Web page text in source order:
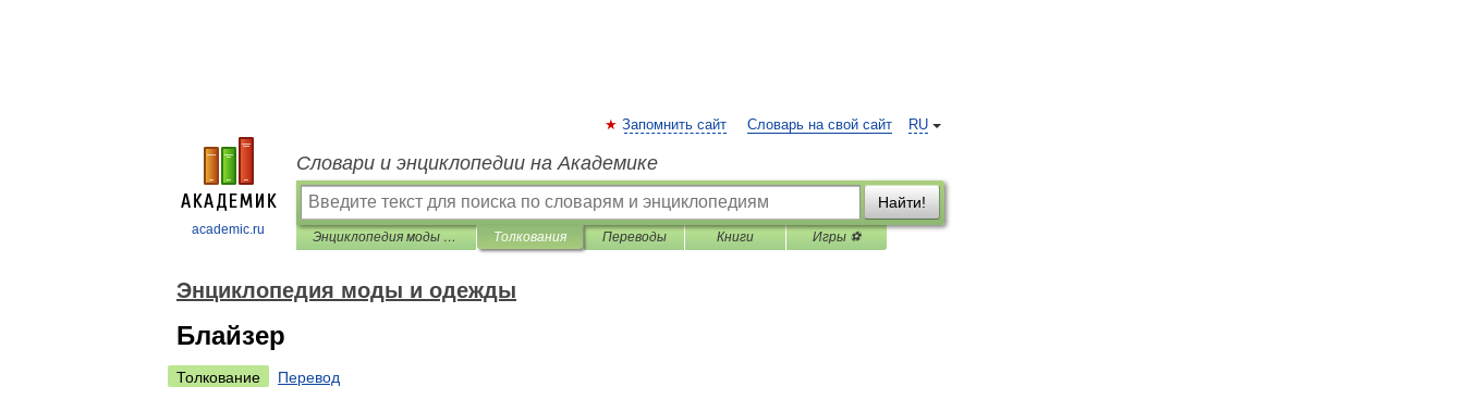
academic.ru
RU
Запомнить сайт Словарь на свой сайт
Словари и энциклопедии на Академике
Найти!
Энциклопедия моды и одежды Толкования Переводы Книги Игры ⚽
Энциклопедия моды и одежды
Блайзер
Толкование
Перевод